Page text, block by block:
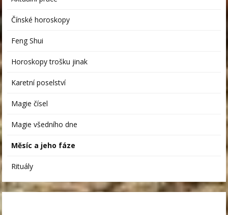
Čínské horoskopy
Feng Shui
Horoskopy trošku jinak
Karetní poselství
Magie čísel
Magie všedního dne
Měsíc a jeho fáze
Rituály